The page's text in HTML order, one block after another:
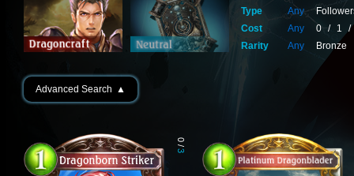
Type Any
Cost
Any 0 / 1
/
Rarity
Any Bronze
Advanced Search ▲
0
/
3